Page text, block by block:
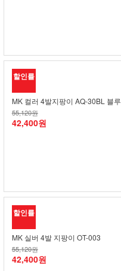
할인률
MK 컬러 4발지팡이 AQ-30BL 블루
55,120원
42,400원
할인률
MK 실버 4발 지팡이 OT-003
55,120원
42,400원